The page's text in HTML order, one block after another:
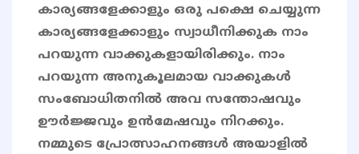
കാര്യങ്ങളേക്കാളും ഒരു പക്ഷെ ചെയ്യുന്ന
കാര്യങ്ങളേക്കാളും സ്വാധീനിക്കുക നാം
പറയുന്ന വാക്കുകളായിരിക്കും. നാം
പറയുന്ന അനുകൂലമായ വാക്കുകൾ
സംബോധിതനിൽ അവ സന്തോഷവും
ഊർജ്ജവും ഉൻമേഷവും നിറക്കും.
നമ്മുടെ പ്രോത്സാഹനങ്ങൾ അയാളിൽ